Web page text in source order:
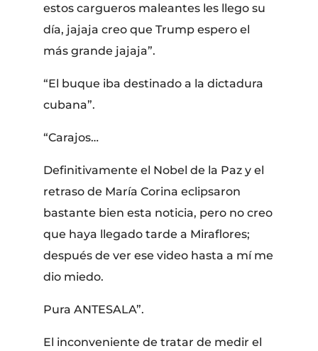
estos cargueros maleantes les llego su
día, jajaja creo que Trump espero el
más grande jajaja”.
“El buque iba destinado a la dictadura
cubana”.
“Carajos…
Definitivamente el Nobel de la Paz y el
retraso de María Corina eclipsaron
bastante bien esta noticia, pero no creo
que haya llegado tarde a Miraflores;
después de ver ese video hasta a mí me
dio miedo.
Pura ANTESALA”.
El inconveniente de tratar de medir el